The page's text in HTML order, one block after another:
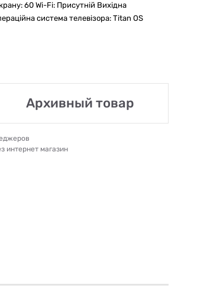
60 Wi-Fi: Присутній Вихідна
система телевізора: Titan OS
Архивный товар
интернет магазин